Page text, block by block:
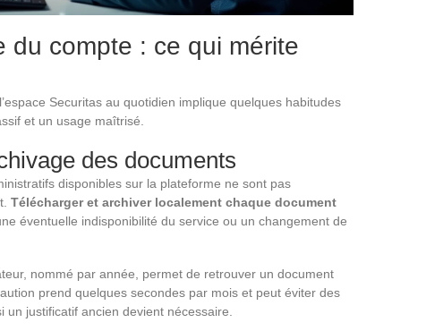
du compte : ce qui mérite
Securitas au quotidien implique quelques habitudes
et un usage maîtrisé.
des documents
disponibles sur la plateforme ne sont pas
Télécharger et archiver localement chaque document
éventuelle indisponibilité du service ou un changement de
nommé par année, permet de retrouver un document
prend quelques secondes par mois et peut éviter des
justificatif ancien devient nécessaire.